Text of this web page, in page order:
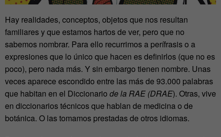
Hay realidades, conceptos, objetos que nos resultan
familiares y que estamos hartos de ver, pero que no
sabemos nombrar. Para ello recurrimos a perífrasis o a
expresiones que lo único que hacen es definirlos (que no es
poco), pero nada más. Y sin embargo tienen nombre. Unas
veces aparece escondido entre las más de 93.000 palabras
que habitan en el Diccionario de la RAE (DRAE). Otras, vive
en diccionarios técnicos que hablan de medicina o de
botánica. O las tomamos prestadas de otros idiomas.